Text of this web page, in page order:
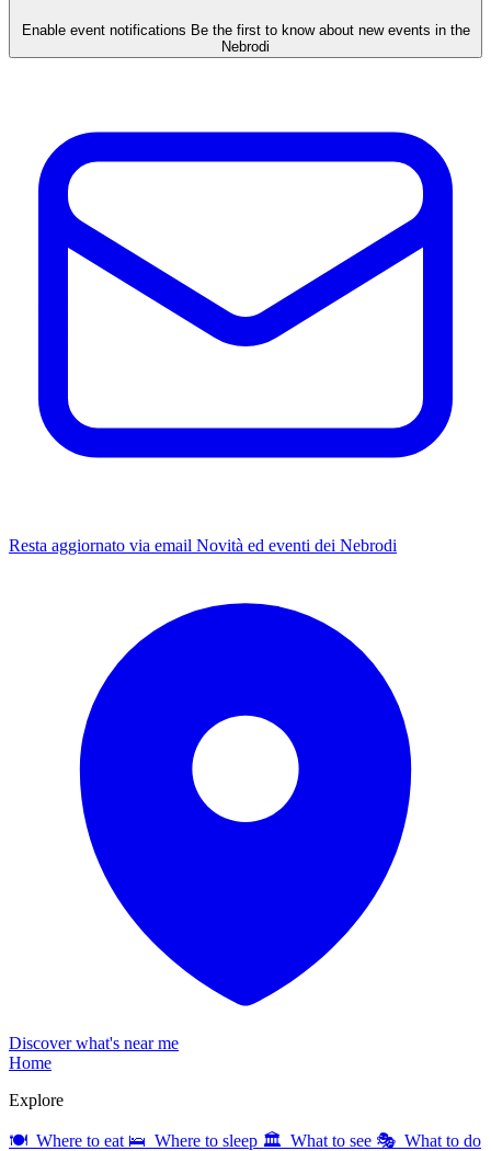
Enable event notifications Be the first to know about new events in the
Nebrodi
Resta aggiornato via email Novità ed eventi dei Nebrodi
Discover what's near me
Home
Explore
🍽 Where to eat 🛌 Where to sleep 🏛 What to see 🎭 What to do